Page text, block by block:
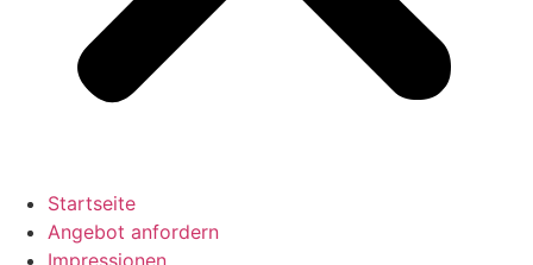
Startseite
Angebot anfordern
Impressionen